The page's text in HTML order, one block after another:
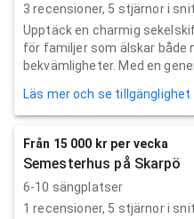
3 recensioner, 5 stjärnor i
Upptäck en charmig
för familjer som älskar både
bekvämligheter. Med en
Läs mer och se
Från 15 000 kr per vecka
Semesterhus på Skarpö
6-10 sängplatser
1 recensioner, 5 stjärnor i